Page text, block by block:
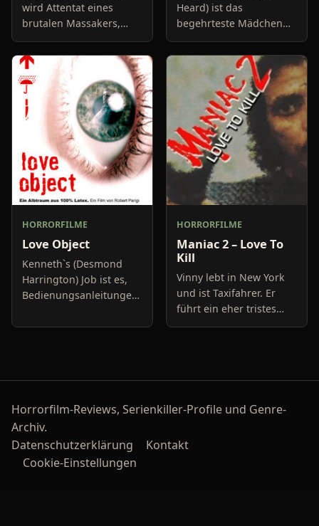
wird Attentat eines
brutalen Massakers,
wobei nur ein kleines
Mädchen namens
Rebecca überlebt und in
ein tiefes Koma fällt.
Heard) ist das
begehrteste Mädchen
an ihrer Highschool in
Texas. Jeder ihrer
männlichen Mitschüler
steht auf die blonde
Unschuld, dazu geh
HORRORFILME
Love Object
Kenneth`s (Desmond
Harrington) Job ist es,
Bedienungsanleitungen
auch äußerst gerne tut
HORRORFILME
Maniac 2 – Love To
Kill
Vinny lebt in New York
und ist Taxifahrer. Er
führt ein eher tristes
Leben, in dem es nur
Horrorfilm-Reviews, Serienkiller-Profile und Genre-
Archiv.
Datenschutzerklärung
Kontakt
Cookie-Einstellungen